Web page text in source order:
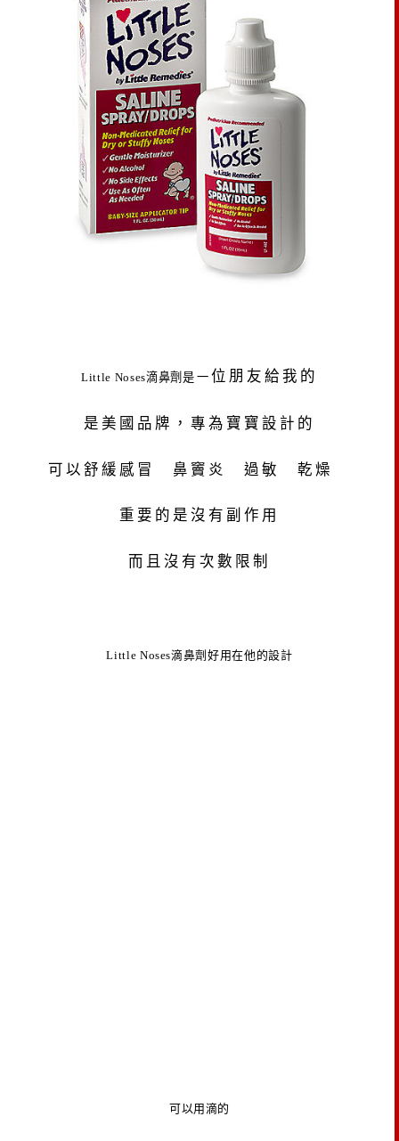
Little Noses滴鼻劑 是一 位朋友給我的
是美國品牌，專為寶寶設計的
可以舒緩感冒 鼻竇炎 過敏 乾燥
重要的是沒有副作用
而且沒有次數限制
Little Noses滴鼻劑好用在他的設計
可以用滴的